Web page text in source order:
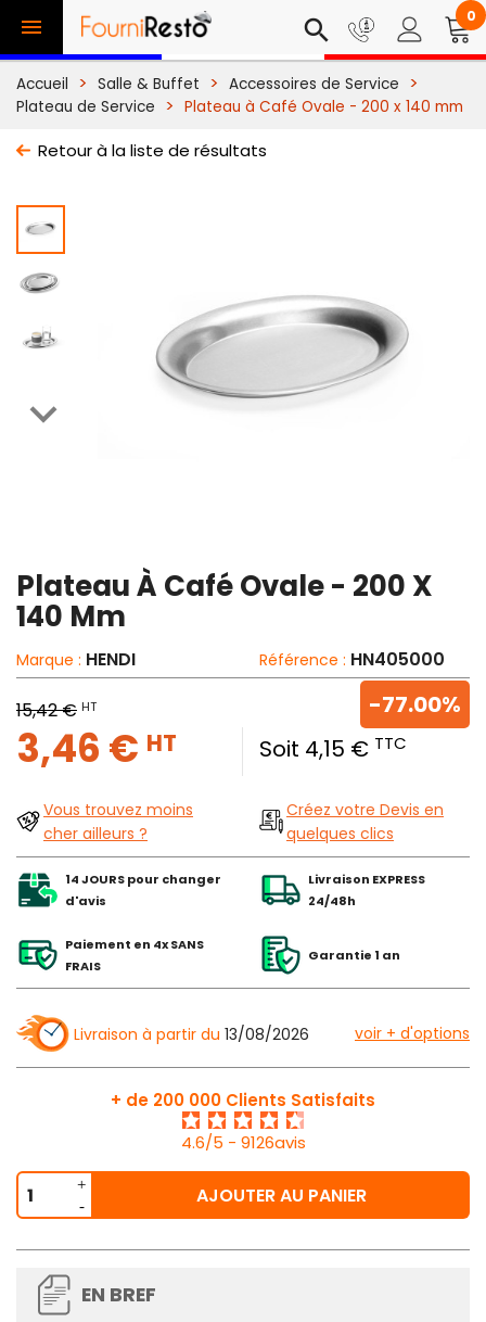
 search 0
Accueil Salle & Buffet
Accessoires de Service
Plateau de Service
Plateau à Café Ovale - 200 x 140 mm
Retour à la liste de résultats

Plateau À Café Ovale - 200 X
140 Mm
Marque : HENDI Référence : HN405000
15,42 € HT
3,46 € HT Soit 4,15 € TTC
-77.00%
Vous trouvez moins
cher ailleurs ?
Créez votre Devis en
quelques clics
14 JOURS pour changer
d'avis
Livraison EXPRESS
24/48h
Paiement en 4x SANS
FRAIS
Garantie 1 an
Livraison à partir du 13/08/2026 voir + d'options
+ de 200 000 Clients Satisfaits
4.6/5 - 9126avis
AJOUTER AU PANIER
EN BREF